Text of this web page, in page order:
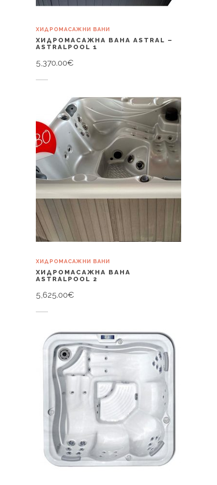
ХИДРОМАСАЖНИ ВАНИ
ХИДРОМАСАЖНА ВАНА ASTRAL –
ASTRALPOOL 1
5,370.00€
ХИДРОМАСАЖНИ ВАНИ
ХИДРОМАСАЖНА ВАНА
ASTRALPOOL 2
5,625.00€